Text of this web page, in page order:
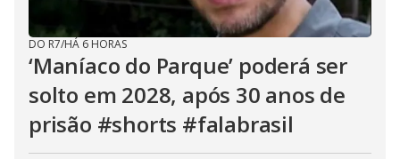
DO R7/HÁ 6 HORAS
‘Maníaco do Parque’ poderá ser
solto em 2028, após 30 anos de
prisão #shorts #falabrasil